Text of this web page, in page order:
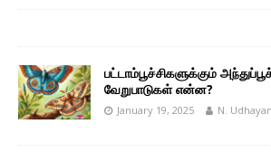
பட்டாம்பூச்சிகளுக்கும்
வேறுபாடுகள் என்ன?
January 19, 2025 N.